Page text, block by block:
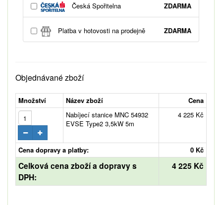
Česká Spořitelna ZDARMA
Platba v hotovosti na prodejně ZDARMA
Objednávané zboží
Množství Název zboží
Cena
Nabíjecí stanice MNC 54932
EVSE Type2 3,5kW 5m
4 225 Kč
Cena dopravy a platby: 0 Kč
Celková cena zboží a dopravy s
DPH:
4 225 Kč